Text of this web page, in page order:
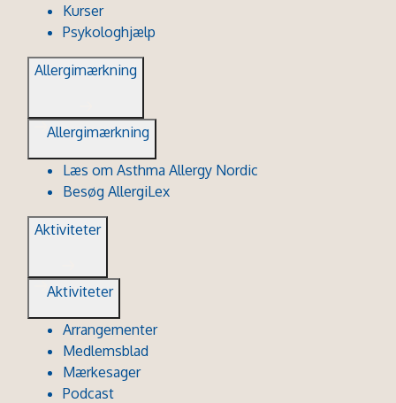
Kurser
Psykologhjælp
Allergimærkning
Allergimærkning
Læs om Asthma Allergy Nordic
Besøg AllergiLex
Aktiviteter
Aktiviteter
Arrangementer
Medlemsblad
Mærkesager
Podcast